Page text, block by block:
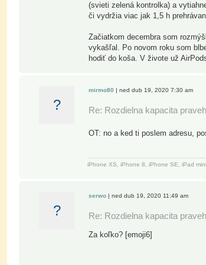
(svieti zelená kontrolka) a
či vydržia viac jak 1,5 h
Začiatkom decembra som
vykašľal. Po novom roku som
hodiť do koša. V živote už
?
mirmo80 | ned dub 19, 2020 7:30 am
Re: Rozdielna kapacita
OT: no a ked ti poslem adresu,
iPhone XS, iPhone 8, iPhone SE, iPad
?
serwo | ned dub 19, 2020 11:49 am
Re: Rozdielna kapacita
Za koľko? [emoji6]